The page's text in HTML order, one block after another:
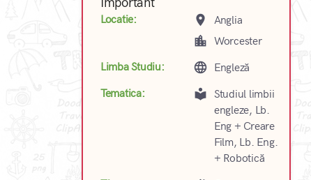
Important
Locatie: place Anglia
location_city Worcester
Limba Studiu:
language Engleză
Tematica:
local_library Studiul limbii
engleze, Lb.
Eng + Creare
Film, Lb. Eng.
+ Robotică